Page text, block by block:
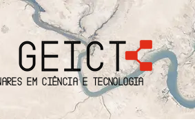
em Ciência e Tecnologia